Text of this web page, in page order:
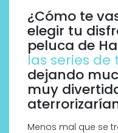
¿Cómo te
elegir tu
peluca de
las series de
dejando
muy
Menos mal que se